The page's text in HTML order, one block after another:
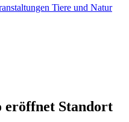
Tiere und Natur
eröffnet Standort